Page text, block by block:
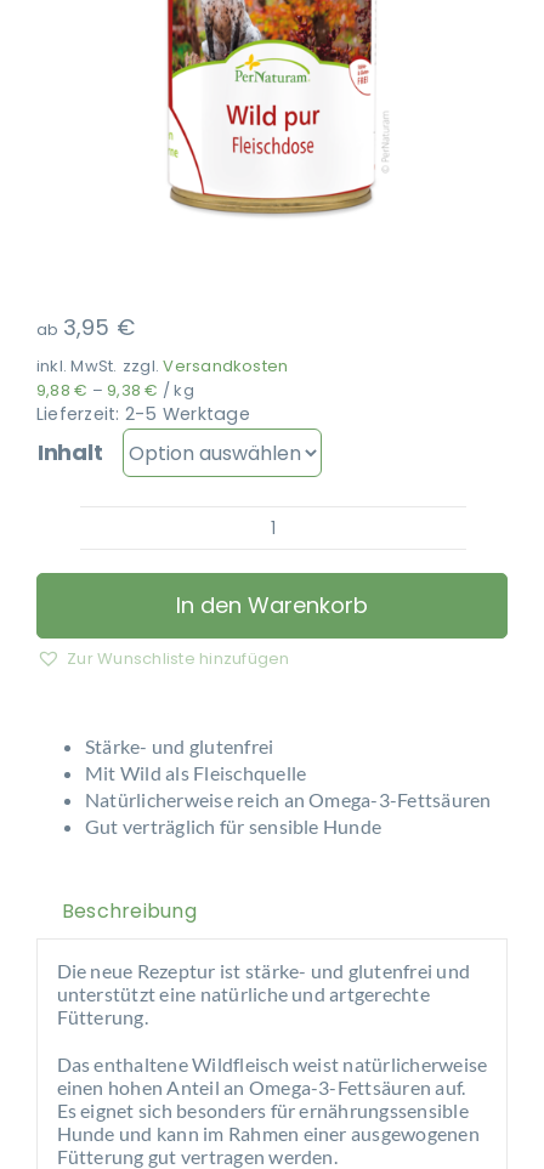
ab 3,95 €
inkl. MwSt. zzgl.Versandkosten
9,88€ – 9,38€ /kg
Lieferzeit: 2-5 Werktage
Inhalt
PerNaturam
–
Wild
Menge
In den Warenkorb
Zur Wunschliste hinzufügen
Stärke- und glutenfrei
Mit Wild als Fleischquelle
Natürlicherweise reich an Omega-3-Fettsäuren
Gut verträglich für sensible Hunde
Beschreibung
Die neue Rezeptur ist stärke- und glutenfrei und
unterstützt eine natürliche und artgerechte
Fütterung.
Das enthaltene Wildfleisch weist natürlicherweise
einen hohen Anteil an Omega-3-Fettsäuren auf.
Es eignet sich besonders für ernährungssensible
Hunde und kann im Rahmen einer ausgewogenen
Fütterung gut vertragen werden.